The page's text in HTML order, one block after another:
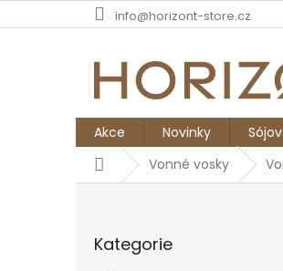
na
info@horizont-store.cz
Akce Novinky
DomůVonné vosky
kategorie
Kategorie